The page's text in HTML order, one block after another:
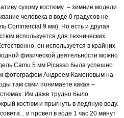
сухому костюму – зимние модели
человека в воде 0 градусов не
Сommercial 9 мм). Но есть и другая
используется для технических
он используется в крайних
физической деятельности можно
Camu 5 мм Picasso была успешно
фотографом Андреем Каменевым на
там сами понимаете какая –
Им даже трудно было
костюм и прыгнуть в ледяную воду.
и провел в воде 1 час 20 минут